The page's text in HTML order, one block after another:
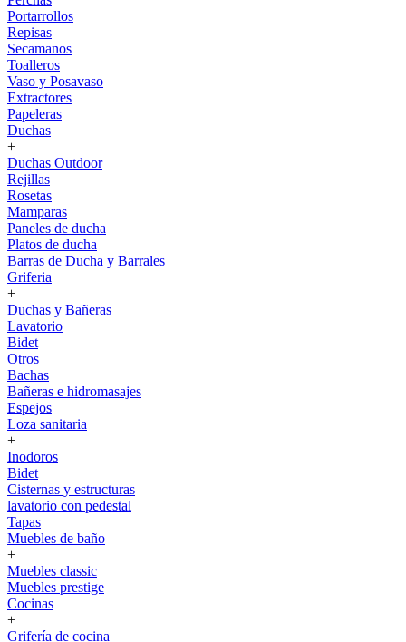
Portarrollos
Repisas
Secamanos
Toalleros
Vaso y Posavaso
Extractores
Papeleras
Duchas
+
Duchas Outdoor
Rejillas
Rosetas
Mamparas
Paneles de ducha
Platos de ducha
Barras de Ducha y Barrales
Griferia
+
Duchas y Bañeras
Lavatorio
Bidet
Otros
Bachas
Bañeras e hidromasajes
Espejos
Loza sanitaria
+
Inodoros
Bidet
Cisternas y estructuras
lavatorio con pedestal
Tapas
Muebles de baño
+
Muebles classic
Muebles prestige
Cocinas
+
Grifería de cocina